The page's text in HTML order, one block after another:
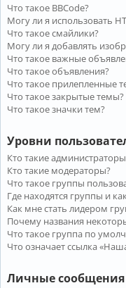
Что такое BBCode?
Могу ли я использовать
Что такое смайлики?
Могу ли я добавлять
Что такое важные
Что такое объявления?
Что такое прилепленные
Что такое закрытые темы?
Что такое значки тем?
Уровни
Кто такие
Кто такие модераторы?
Что такое группы
Где находятся группы и
Как мне стать лидером
Почему названия
Что такое группа по
Что означает ссылка
Личные сообщения